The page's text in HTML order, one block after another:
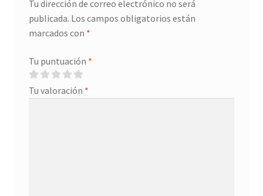
Tu dirección de correo electrónico no será
publicada. Los campos obligatorios están
marcados con *
Tu puntuación *
Tu valoración *